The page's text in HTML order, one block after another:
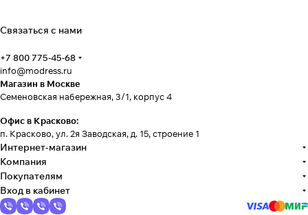
Связаться с нами
+7 800 775-45-68
info@modress.ru
Магазин в Москве
Семеновская набережная, 3/1, корпус 4
Офис в Красково:
п. Красково, ул. 2я Заводская, д. 15, строение 1
Интернет-магазин
Компания
Покупателям
Вход в кабинет